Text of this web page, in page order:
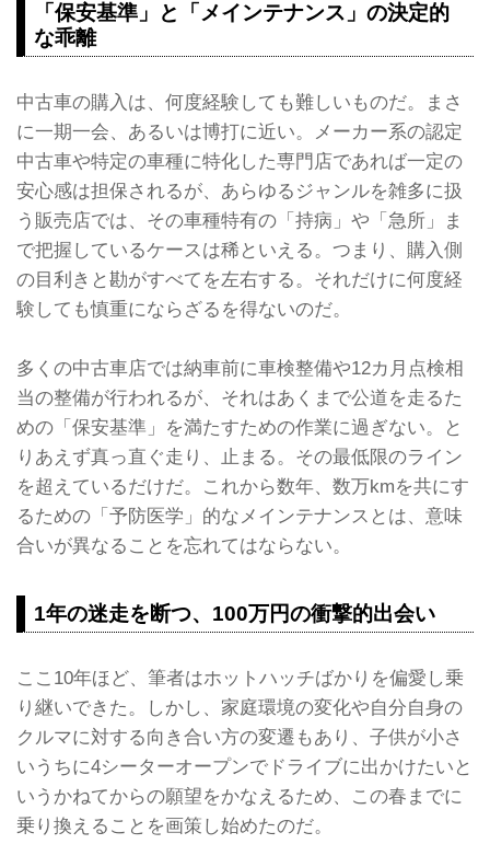
「保安基準」と「メインテナンス」の決定的
な乖離
中古車の購入は、何度経験しても難しいものだ。まさ
に一期一会、あるいは博打に近い。メーカー系の認定
中古車や特定の車種に特化した専門店であれば一定の
安心感は担保されるが、あらゆるジャンルを雑多に扱
う販売店では、その車種特有の「持病」や「急所」ま
で把握しているケースは稀といえる。つまり、購入側
の目利きと勘がすべてを左右する。それだけに何度経
験しても慎重にならざるを得ないのだ。
多くの中古車店では納車前に車検整備や12カ月点検相
当の整備が行われるが、それはあくまで公道を走るた
めの「保安基準」を満たすための作業に過ぎない。と
りあえず真っ直ぐ走り、止まる。その最低限のライン
を超えているだけだ。これから数年、数万kmを共にす
るための「予防医学」的なメインテナンスとは、意味
合いが異なることを忘れてはならない。
1年の迷走を断つ、100万円の衝撃的出会い
ここ10年ほど、筆者はホットハッチばかりを偏愛し乗
り継いできた。しかし、家庭環境の変化や自分自身の
クルマに対する向き合い方の変遷もあり、子供が小さ
いうちに4シーターオープンでドライブに出かけたいと
いうかねてからの願望をかなえるため、この春までに
乗り換えることを画策し始めたのだ。